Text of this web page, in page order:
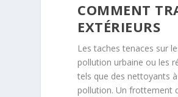
COMMENT
EXTÉRIEURS
Les taches tenaces sur
pollution urbaine ou les
tels que des nettoyants
pollution. Un frottement